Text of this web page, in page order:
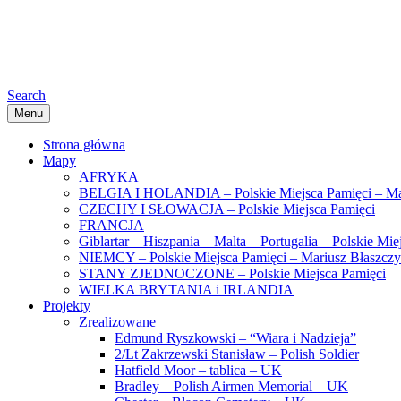
Search
Menu
Strona główna
Mapy
AFRYKA
BELGIA I HOLANDIA – Polskie Miejsca Pamięci –
CZECHY I SŁOWACJA – Polskie Miejsca Pamięci
FRANCJA
Giblartar – Hiszpania – Malta – Portugalia – Polskie
NIEMCY – Polskie Miejsca Pamięci – Mariusz
STANY ZJEDNOCZONE – Polskie Miejsca Pamięci
WIELKA BRYTANIA i IRLANDIA
Projekty
Zrealizowane
Edmund Ryszkowski – “Wiara i Nadzieja”
2/Lt Zakrzewski Stanisław – Polish Soldier
Hatfield Moor – tablica – UK
Bradley – Polish Airmen Memorial – UK